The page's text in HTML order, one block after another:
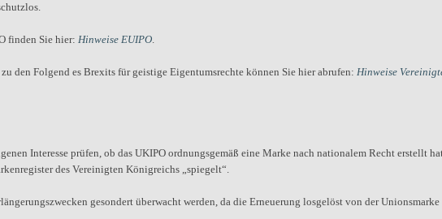
finden Sie hier: Hinweise EUIPO.
den Folgend es Brexits für geistige Eigentumsrechte können Sie hier abrufen: Hinweise
Interesse prüfen, ob das UKIPO ordnungsgemäß eine Marke nach nationalem Recht erstellt
des Vereinigten Königreichs „spiegelt“.
gesondert überwacht werden, da die Erneuerung losgelöst von der Unionsmarke